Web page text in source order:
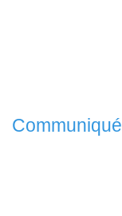
Communiqué